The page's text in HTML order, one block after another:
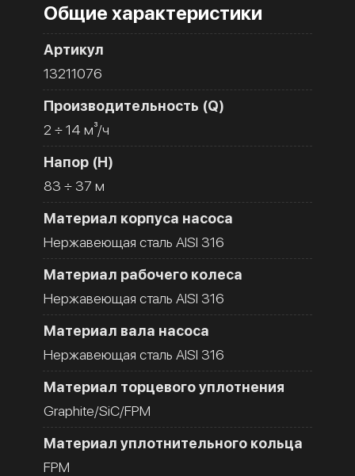
Общие характеристики
Артикул
13211076
Производительность (Q)
2 ÷ 14 м³/ч
Напор (H)
83 ÷ 37 м
Материал корпуса насоса
Нержавеющая сталь AISI 316
Материал рабочего колеса
Нержавеющая сталь AISI 316
Материал вала насоса
Нержавеющая сталь AISI 316
Материал торцевого уплотнения
Graphite/SiC/FPM
Материал уплотнительного кольца
FPM